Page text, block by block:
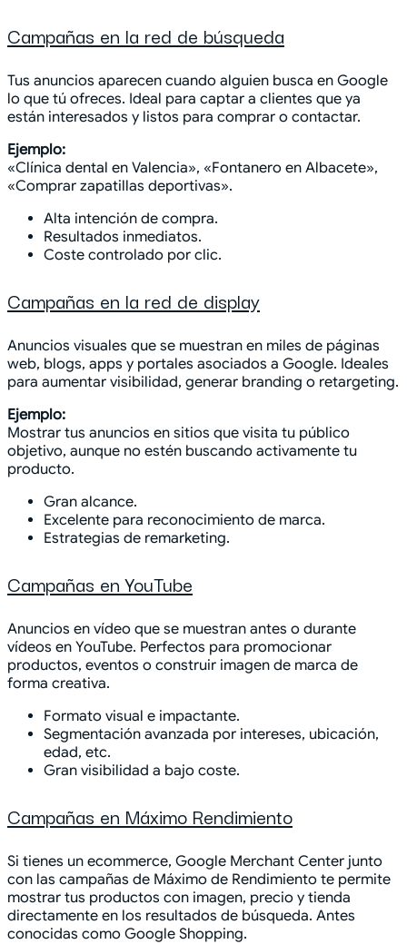
Campañas en la red de búsqueda
Tus anuncios aparecen cuando alguien busca en Google
lo que tú ofreces. Ideal para captar a clientes que ya
están interesados y listos para comprar o contactar.
Ejemplo:
«Clínica dental en Valencia», «Fontanero en Albacete»,
«Comprar zapatillas deportivas».
Alta intención de compra.
Resultados inmediatos.
Coste controlado por clic.
Campañas en la red de display
Anuncios visuales que se muestran en miles de páginas
web, blogs, apps y portales asociados a Google. Ideales
para aumentar visibilidad, generar branding o retargeting.
Ejemplo:
Mostrar tus anuncios en sitios que visita tu público
objetivo, aunque no estén buscando activamente tu
producto.
Gran alcance.
Excelente para reconocimiento de marca.
Estrategias de remarketing.
Campañas en YouTube
Anuncios en vídeo que se muestran antes o durante
vídeos en YouTube. Perfectos para promocionar
productos, eventos o construir imagen de marca de
forma creativa.
Formato visual e impactante.
Segmentación avanzada por intereses, ubicación,
edad, etc.
Gran visibilidad a bajo coste.
Campañas en Máximo Rendimiento
Si tienes un ecommerce, Google Merchant Center junto
con las campañas de Máximo de Rendimiento te permite
mostrar tus productos con imagen, precio y tienda
directamente en los resultados de búsqueda. Antes
conocidas como Google Shopping.